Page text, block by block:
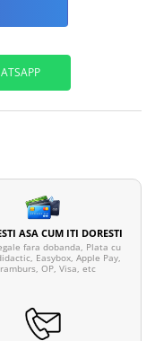
ASA CUM ITI DORESTI
fara dobanda, Plata cu
Easybox, Apple Pay,
ramburs, OP, Visa, etc